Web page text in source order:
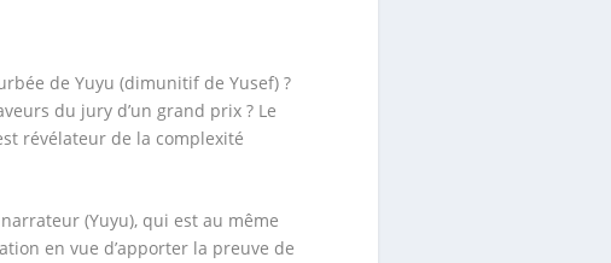
de Yuyu (dimunitif de Yusef) ?
du jury d’un grand prix ? Le
révélateur de la complexité
(Yuyu), qui est au même
en vue d’apporter la preuve de